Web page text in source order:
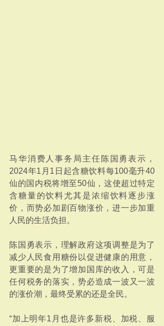
马华消费人事务局主任陈国勇表示，
2024年1月1日起含糖饮料每100毫升40
仙的国内税将增至50仙，这使超过特定
含糖量的饮料尤其是浓缩饮料逐步涨
价，而势必加剧百物涨价，进一步加重
人民的生活负担。
陈国勇表示，理解政府这项调整是为了
减少人民食用糖份以促进健康的用意，
更重要的是为了增加国库的收入，可是
任何税务的落实，势必造成一波又一波
的涨价潮，最终受累的还是全民。
“加上明年1月也是许多新税、加税、服